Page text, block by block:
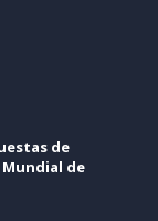
de
Mundial de